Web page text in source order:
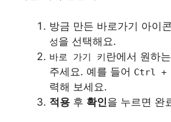
방금 만든 바로가기 아이
성을 선택해요.
바로 가기 키 란에서 원하
주세요. 예를 들어 Ctrl +
력해 보세요.
적용 후 확인을 누르면 완